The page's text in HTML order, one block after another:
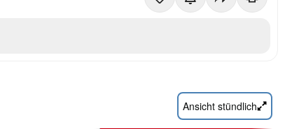
Ansicht stündlich